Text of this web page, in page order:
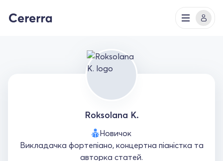
Roksolana K.
Новичок
Викладачка фортепіано, концертна піаністка та
авторка статей.